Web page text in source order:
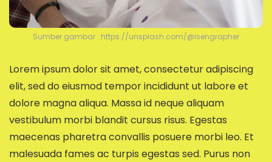
Sumber gambar : https://unsplash.com/@isengrapher
Lorem ipsum dolor sit amet, consectetur adipiscing
elit, sed do eiusmod tempor incididunt ut labore et
dolore magna aliqua. Massa id neque aliquam
vestibulum morbi blandit cursus risus. Egestas
maecenas pharetra convallis posuere morbi leo. Et
malesuada fames ac turpis egestas sed. Purus non